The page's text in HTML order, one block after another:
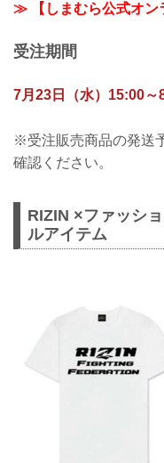
≫ 【しまむら公式オン
受注期間
7月23日（水）15:00～
※受注販売商品の発送
確認ください。
RIZIN ×ファッシ
ルアイテム